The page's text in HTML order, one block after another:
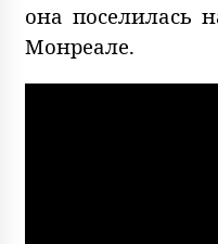
она поселилась
Монреале.